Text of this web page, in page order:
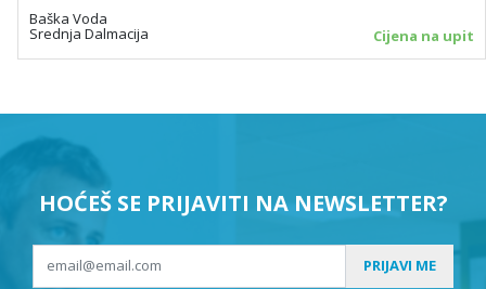
Baška Voda
Srednja Dalmacija Cijena na upit
HOĆEŠ SE PRIJAVITI NA NEWSLETTER?
PRIJAVI ME